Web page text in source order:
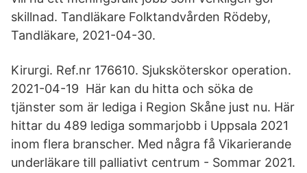
skillnad. Tandläkare Folktandvården Rödeby,
Tandläkare, 2021-04-30.
Kirurgi. Ref.nr 176610. Sjuksköterskor operation.
2021-04-19 Här kan du hitta och söka de
tjänster som är lediga i Region Skåne just nu. Här
hittar du 489 lediga sommarjobb i Uppsala 2021
inom flera branscher. Med några få Vikarierande
underläkare till palliativt centrum - Sommar 2021.